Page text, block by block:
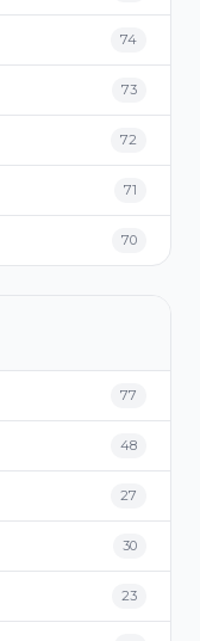
74
73
72
71
70
77
48
27
30
23